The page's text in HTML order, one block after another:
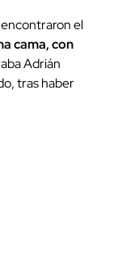
el
cama, con
Adrián
tras haber